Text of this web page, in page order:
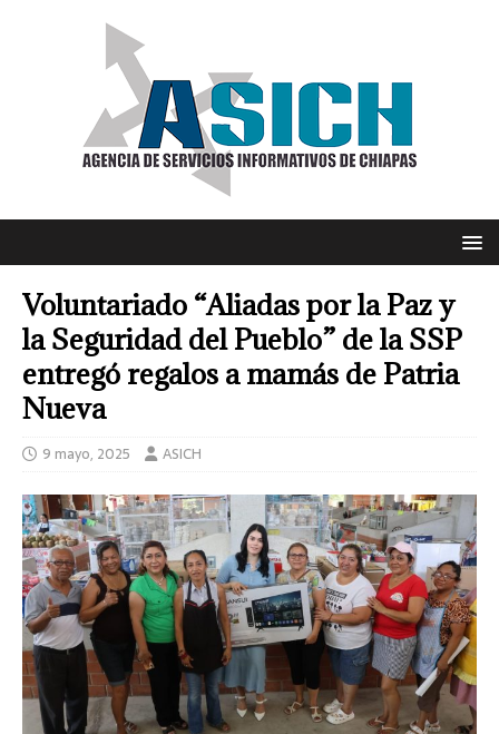
Voluntariado “Aliadas por la Paz y
la Seguridad del Pueblo” de la SSP
entregó regalos a mamás de Patria
Nueva
9 mayo, 2025 ASICH